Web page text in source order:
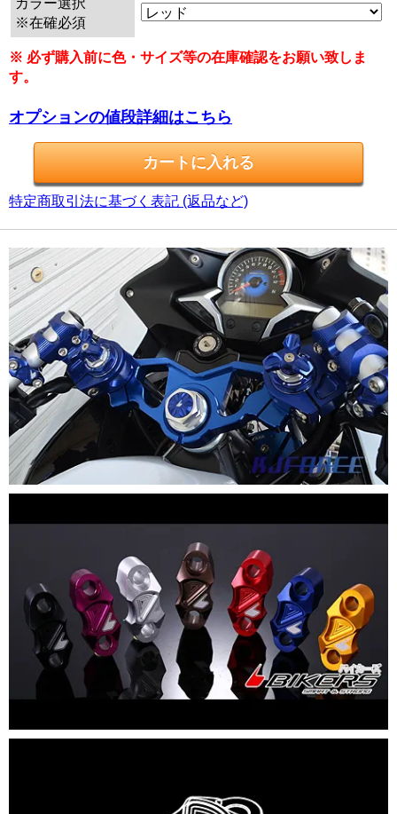
カラー選択
※在確必須
※ 必ず購入前に色・サイズ等の在庫確認をお願い致しま
す。
オプションの値段詳細はこちら
特定商取引法に基づく表記 (返品など)